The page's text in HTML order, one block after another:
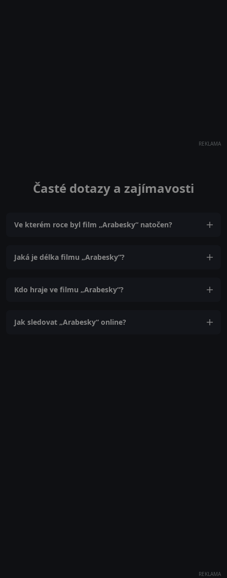
REKLAMA
Časté dotazy a zajímavosti
Ve kterém roce byl film „Arabesky“ natočen?
Jaká je délka filmu „Arabesky“?
Kdo hraje ve filmu „Arabesky“?
Jak sledovat „Arabesky“ online?
REKLAMA